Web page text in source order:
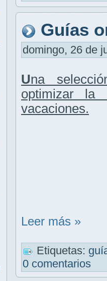
Guías
domingo, 26 de
Una
optimizar la
vacaciones.
Leer más »
Etiquetas:
0 comentarios